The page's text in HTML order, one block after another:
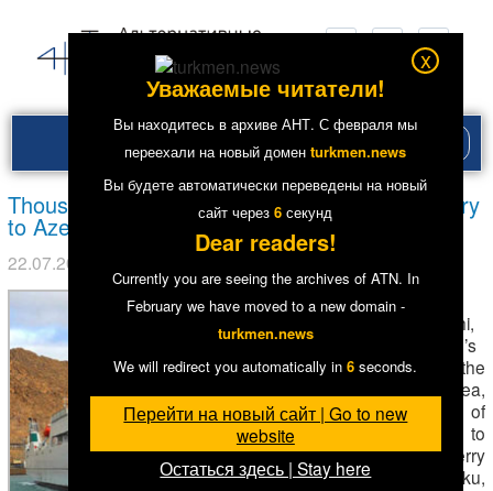
меню
Thousands of Turkmens strive to board the ferry
to Azerbaijan
22.07.2018
At
Turkmenbashi,
Turkmenistan’s
main port on the
Caspian Sea,
thousands of
people await to
board the ferry
to Baku,
x
Уважаемые читатели!
Вы находитесь в архиве АНТ. С февраля мы
переехали на новый доменturkmen.news
Вы будете автоматически переведены на новый
сайт через5 секунд
Dear readers!
Currently you are seeing the archives of ATN. In
February we have moved to a new domain -
turkmen.news
We will redirect you automatically in5 seconds.
Перейти на новый сайт | Go to new
website
Остаться здесь | Stay here